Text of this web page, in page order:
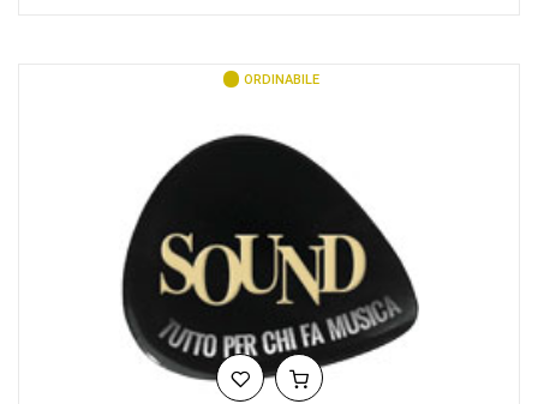
ORDINABILE